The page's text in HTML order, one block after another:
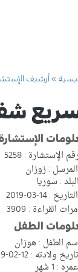
أرشيف
الإستشارة : 5258
المرسل : زوزان
البلد : سوريا
التاريخ : 14-03-2019
مرات القراءة : 3909
الطفل
الطفل : هوزان
تاريخ ولادته : 12-02-2019
عمره : 1 شهر